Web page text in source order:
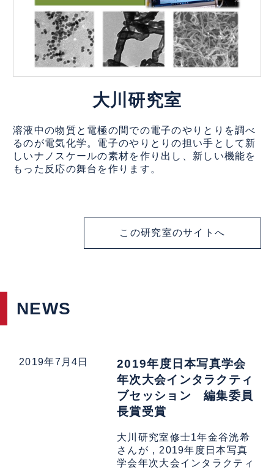
大川研究室
溶液中の物質と電極の間での電子のやりとりを調べ
るのが電気化学。電子のやりとりの担い手として新
しいナノスケールの素材を作り出し、新しい機能を
もった反応の舞台を作ります。
この研究室のサイトへ
NEWS
2019年7月4日
2019年度日本写真学会
年次大会インタラクティ
ブセッション 編集委員
長賞受賞
大川研究室修士1年金谷洸希
さんが，2019年度日本写真
学会年次大会インタラクティ